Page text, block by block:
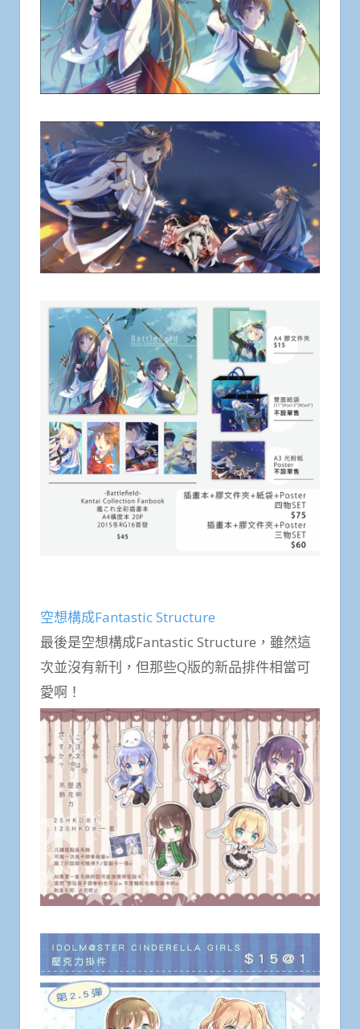
空想構成Fantastic Structure
最後是空想構成Fantastic Structure，雖然這
次並沒有新刊，但那些Q版的新品排件相當可
愛啊！